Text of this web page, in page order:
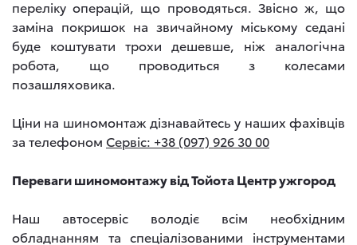
переліку операцій, що проводяться. Звісно ж, що
заміна покришок на звичайному міському седані
буде коштувати трохи дешевше, ніж аналогічна
робота, що проводиться з колесами
позашляховика.
Ціни на шиномонтаж дізнавайтесь у наших фахівців
за телефоном Сервіс: +38 (097) 926 30 00
Переваги шиномонтажу від Тойота Центр ужгород
Наш автосервіс володіє всім необхідним
обладнанням та спеціалізованими інструментами